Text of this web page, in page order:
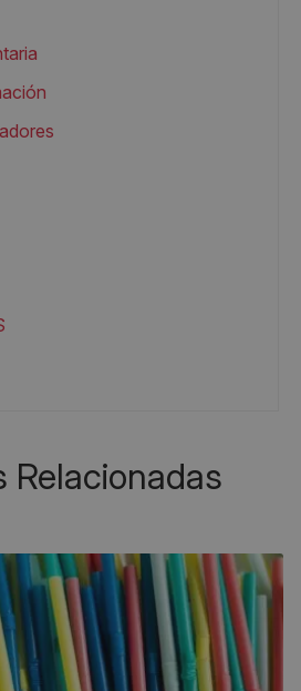
Relacionadas